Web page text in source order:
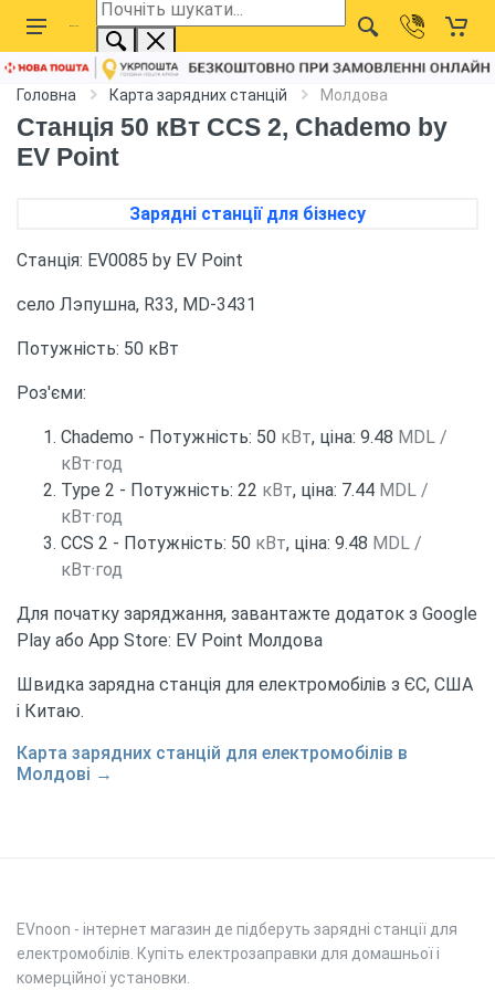
Головна Карта зарядних станцій Молдова
Станція 50 кВт CCS 2, Chademo by
EV Point
Зарядні станції для бізнесу
Станція: EV0085 by EV Point
село Лэпушна, R33, MD-3431
Потужність: 50 кВт
Роз'єми:
Chademo - Потужність: 50 кВт, ціна: 9.48 MDL /
кВт·год
Type 2 - Потужність: 22 кВт, ціна: 7.44 MDL /
кВт·год
CCS 2 - Потужність: 50 кВт, ціна: 9.48 MDL /
кВт·год
Для початку заряджання, завантажте додаток з Google
Play або App Store: EV Point Молдова
Швидка зарядна станція для електромобілів з ЄС, США
і Китаю.
Карта зарядних станцій для електромобілів в
Молдові →
EVnoon - інтернет магазин де підберуть зарядні станції для
електромобілів. Купіть електрозаправки для домашньої і
комерційної установки.